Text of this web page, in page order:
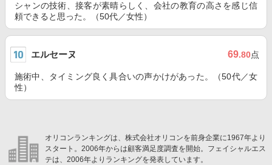
シャンの技術、接客が素晴らしく、会社の教育の高さを感じ信
頼できると思った。（50代／女性）
エルセーヌ 69.80点
施術中、タイミング良く具合いの声かけがあった。（50代／女
性）
オリコンランキングは、株式会社オリコンを前身企業に1967年より
スタート。2006年からは顧客満足度調査を開始。フェイシャルエス
テは、2006年よりランキングを発表しています。